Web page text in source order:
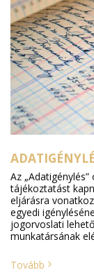
Az
tájékoztatást
eljárásra
egyedi
jogorvoslati
munkatársának
Tovább